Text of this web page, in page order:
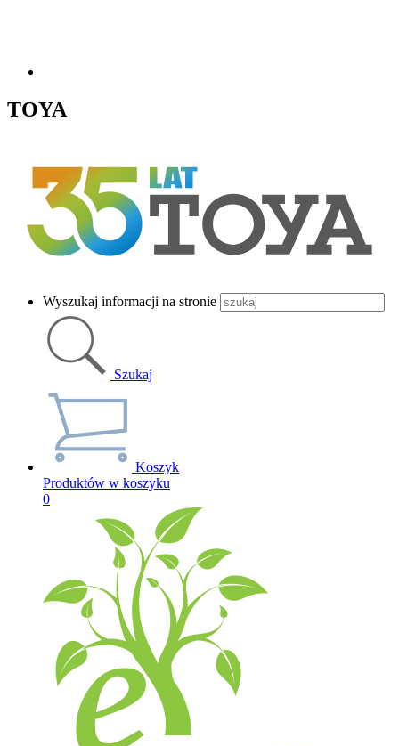
TOYA
Wyszukaj informacji na stronie
Szukaj
Koszyk
Produktów w koszyku
0